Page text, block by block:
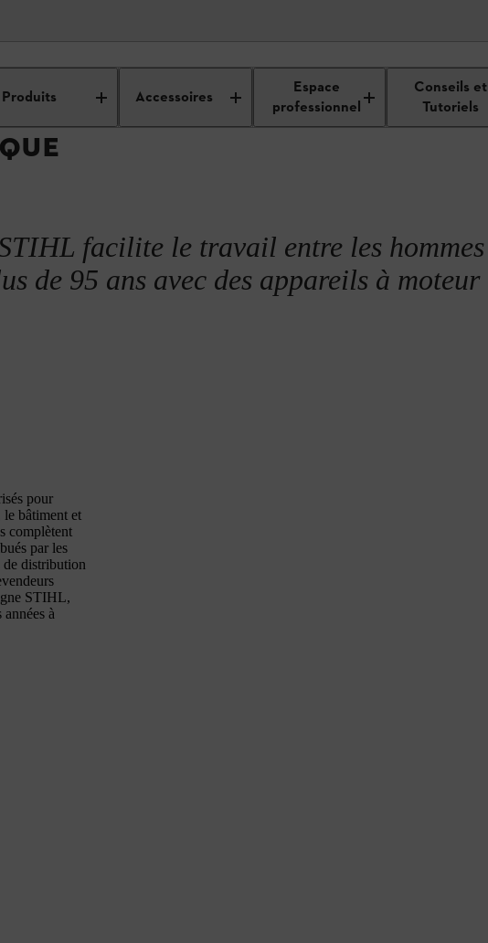
Produits Accessoires
Espace
professionnel
Conseils et
Tutoriels
facilite le travail entre les hommes
de 95 ans avec des appareils à moteur
pour
le bâtiment et
complètent
par les
de distribution
STIHL,
à